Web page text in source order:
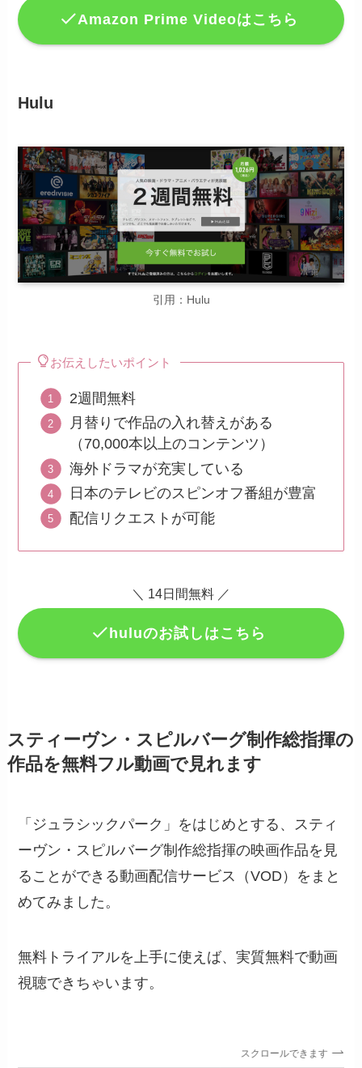
Amazon Prime Videoはこちら
Hulu
引用：Hulu
お伝えしたいポイント
2週間無料
月替りで作品の入れ替えがある
（70,000本以上のコンテンツ）
海外ドラマが充実している
日本のテレビのスピンオフ番組が豊富
配信リクエストが可能
＼ 14日間無料 ／
huluのお試しはこちら
スティーヴン・スピルバーグ制作総指揮の
作品を無料フル動画で見れます
「ジュラシックパーク」をはじめとする、スティ
ーヴン・スピルバーグ制作総指揮の映画作品を見
ることができる動画配信サービス（VOD）をまと
めてみました。
無料トライアルを上手に使えば、実質無料で動画
視聴できちゃいます。
スクロールできます